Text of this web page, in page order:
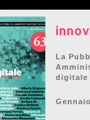
La
digitale